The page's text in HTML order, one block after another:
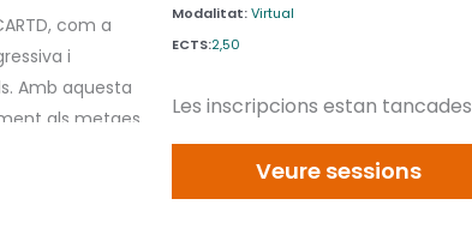
com a
i
Amb aquesta
als metges
Modalitat:Virtual
ECTS:2,50
Les inscripcions estan tancades
Veure sessions